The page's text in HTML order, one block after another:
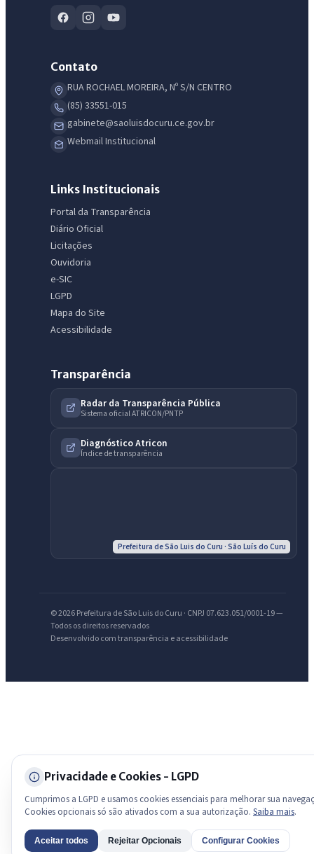
Contato
RUA ROCHAEL MOREIRA, Nº S/N CENTRO
(85) 33551-015
gabinete@saoluisdocuru.ce.gov.br
Webmail Institucional
Links Institucionais
Portal da Transparência
Diário Oficial
Licitações
Ouvidoria
e-SIC
LGPD
Mapa do Site
Acessibilidade
Transparência
Radar da Transparência Pública
Sistema oficial ATRICON/PNTP
Diagnóstico Atricon
Índice de transparência
Prefeitura de São Luis do Curu · São Luís do Curu
© 2026 Prefeitura de São Luis do Curu · CNPJ 07.623.051/0001-19 —
Todos os direitos reservados
Desenvolvido com transparência e acessibilidade
Privacidade e Cookies - LGPD
Cumprimos a LGPD e usamos cookies essenciais para melhorar sua
Cookies opcionais só são ativados com a sua autorização. Saiba mais.
Aceitar todos Rejeitar Opcionais Configurar Cookies
IntGest AI
licitações, estrutura ou transparência do município.